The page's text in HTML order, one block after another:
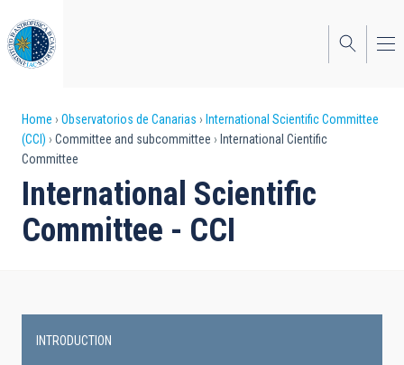
to
main
content
Breadcrumb
Home Observatorios de Canarias
International Scientific Committee
(CCI)
Committee and subcommittee
International Cientific
Committee
International Scientific
Committee - CCI
INTRODUCTION